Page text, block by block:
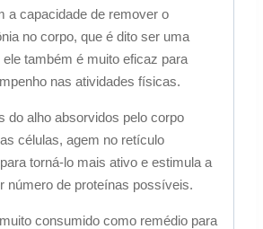
a capacidade de remover o
no corpo, que é dito ser uma
também é muito eficaz para
nas atividades físicas.
do alho absorvidos pelo corpo
células, agem no retículo
torná-lo mais ativo e estimula a
número de proteínas possíveis.
consumido como remédio para